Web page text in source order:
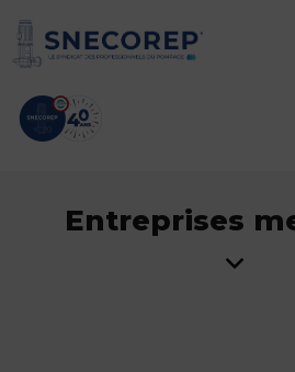
Entreprises